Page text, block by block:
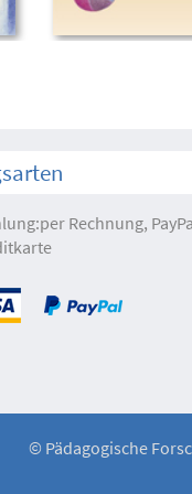
Rechnung,
© Pädagogische